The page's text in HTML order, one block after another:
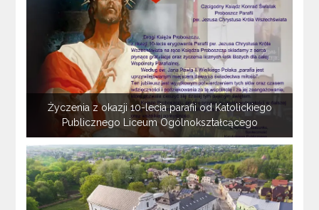
Życzenia z okazji 10-lecia parafii od Katolickiego
Publicznego Liceum Ogólnokształcącego